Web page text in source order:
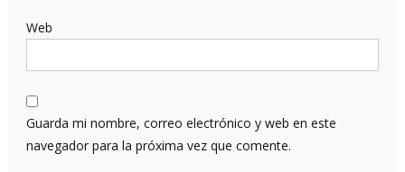
Web
Guarda mi nombre, correo electrónico y web en este
navegador para la próxima vez que comente.